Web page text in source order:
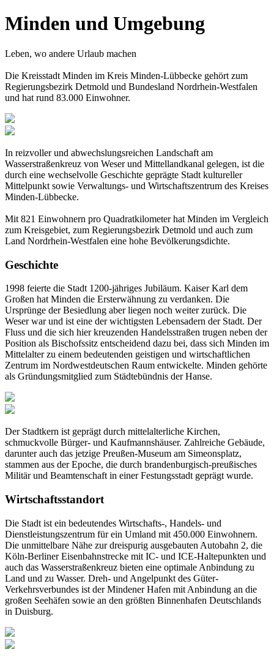
Minden und Umgebung
Leben, wo andere Urlaub machen
Die Kreisstadt Minden im Kreis Minden-Lübbecke gehört zum
Regierungsbezirk Detmold und Bundesland Nordrhein-Westfalen
und hat rund 83.000 Einwohner.
In reizvoller und abwechslungsreichen Landschaft am
Wasserstraßenkreuz von Weser und Mittellandkanal gelegen, ist die
durch eine wechselvolle Geschichte geprägte Stadt kultureller
Mittelpunkt sowie Verwaltungs- und Wirtschaftszentrum des Kreises
Minden-Lübbecke.
Mit 821 Einwohnern pro Quadratkilometer hat Minden im Vergleich
zum Kreisgebiet, zum Regierungsbezirk Detmold und auch zum
Land Nordrhein-Westfalen eine hohe Bevölkerungsdichte.
Geschichte
1998 feierte die Stadt 1200-jähriges Jubiläum. Kaiser Karl dem
Großen hat Minden die Ersterwähnung zu verdanken. Die
Ursprünge der Besiedlung aber liegen noch weiter zurück. Die
Weser war und ist eine der wichtigsten Lebensadern der Stadt. Der
Fluss und die sich hier kreuzenden Handelsstraßen trugen neben der
Position als Bischofssitz entscheidend dazu bei, dass sich Minden im
Mittelalter zu einem bedeutenden geistigen und wirtschaftlichen
Zentrum im Nordwestdeutschen Raum entwickelte. Minden gehörte
als Gründungsmitglied zum Städtebündnis der Hanse.
Der Stadtkern ist geprägt durch mittelalterliche Kirchen,
schmuckvolle Bürger- und Kaufmannshäuser. Zahlreiche Gebäude,
darunter auch das jetzige Preußen-Museum am Simeonsplatz,
stammen aus der Epoche, die durch brandenburgisch-preußisches
Militär und Beamtenschaft in einer Festungsstadt geprägt wurde.
Wirtschaftsstandort
Die Stadt ist ein bedeutendes Wirtschafts-, Handels- und
Dienstleistungszentrum für ein Umland mit 450.000 Einwohnern.
Die unmittelbare Nähe zur dreispurig ausgebauten Autobahn 2, die
Köln-Berliner Eisenbahnstrecke mit IC- und ICE-Haltepunkten und
auch das Wasserstraßenkreuz bieten eine optimale Anbindung zu
Land und zu Wasser. Dreh- und Angelpunkt des Güter-
Verkehrsverbundes ist der Mindener Hafen mit Anbindung an die
großen Seehäfen sowie an den größten Binnenhafen Deutschlands
in Duisburg.